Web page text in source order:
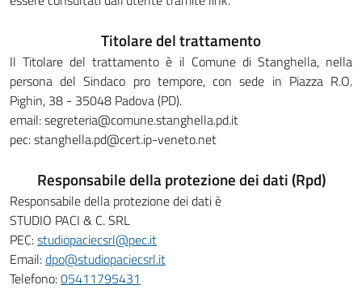
Titolare del trattamento
Il Titolare del trattamento è il Comune di Stanghella, nella
persona del Sindaco pro tempore, con sede in Piazza R.O.
Pighin, 38 - 35048 Padova (PD).
email: segreteria@comune.stanghella.pd.it
pec: stanghella.pd@cert.ip-veneto.net
Responsabile della protezione dei dati (Rpd)
Responsabile della protezione dei dati è
STUDIO PACI & C. SRL
PEC:studiopaciecsrl@pec.it
Email:dpo@studiopaciecsrl.it
Telefono:05411795431